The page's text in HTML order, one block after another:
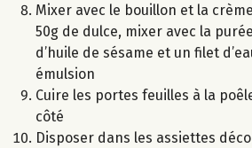
Mixer avec le bouillon et la
50g de dulce, mixer avec la
d’huile de sésame et un filet
émulsion
Cuire les portes feuilles à la
côté
Disposer dans les assiettes